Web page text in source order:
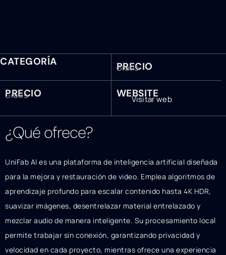
CATEGORÍA PRECIO
Gratis
PRECIO
Gratis WEBSITE
Visitar web
¿Qué ofrece?
UniFab AI es una plataforma de inteligencia artificial diseñada
para la mejora y restauración de video. Emplea algoritmos de
aprendizaje profundo para escalar contenido hasta 4K HDR,
suavizar imágenes, desentrelazar material entrelazado y
mezclar audio de manera inteligente. Su procesamiento local
permite trabajar sin conexión, garantizando privacidad y
velocidad en cada proyecto, mientras ofrece una experiencia